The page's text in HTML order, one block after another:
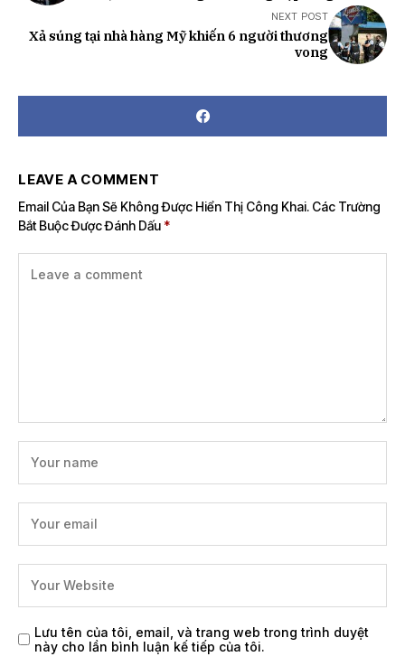
NEXT POST
Xả súng tại nhà hàng Mỹ khiến 6 người thương
vong
LEAVE A COMMENT
Email Của Bạn Sẽ Không Được Hiển Thị Công Khai. Các Trường
Bắt Buộc Được Đánh Dấu *
Lưu tên của tôi, email, và trang web trong trình duyệt
này cho lần bình luận kế tiếp của tôi.